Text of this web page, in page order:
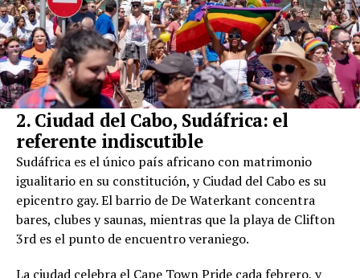
2. Ciudad del Cabo, Sudáfrica: el
referente indiscutible
Sudáfrica es el único país africano con matrimonio
igualitario en su constitución, y Ciudad del Cabo es su
epicentro gay. El barrio de De Waterkant concentra
bares, clubes y saunas, mientras que la playa de Clifton
3rd es el punto de encuentro veraniego.
La ciudad celebra el Cape Town Pride cada febrero, y